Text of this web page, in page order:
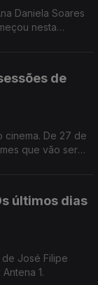
Daniela Soares
nesta
de
cinema. De 27 de
que vão ser
últimos dias
José Filipe
1.